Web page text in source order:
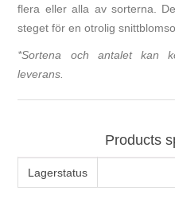
flera eller alla av sorterna.
steget för en otrolig
*Sortena och antalet kan
leverans.
Products
Lagerstatus